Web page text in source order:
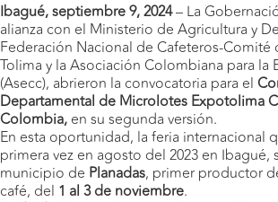
Ibagué, septiembre 9, 2024– La
alianza con el Ministerio de Agricultura y
Federación Nacional de Cafeteros-Comité
Tolima y la Asociación Colombiana para la
(Asecc), abrieron la convocatoria para el
Departamental de Microlotes Expotolima
Colombia, en su segunda versión.
En esta oportunidad, la feria internacional
primera vez en agosto del 2023 en Ibagué,
municipio de Planadas, primer productor
café, del 1 al 3 de noviembre.